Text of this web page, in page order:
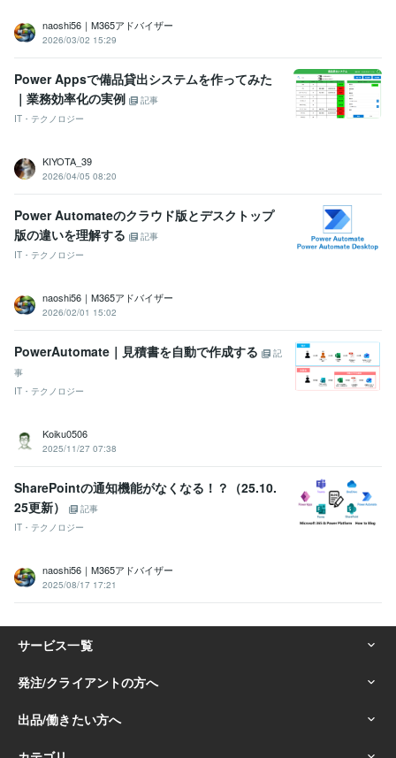
naoshi56｜M365アドバイザー
2026/03/02 15:29
Power Appsで備品貸出システムを作ってみた
｜業務効率化の実例
記事
IT・テクノロジー
KIYOTA_39
2026/04/05 08:20
Power Automateのクラウド版とデスクトップ
版の違いを理解する
記事
IT・テクノロジー
naoshi56｜M365アドバイザー
2026/02/01 15:02
PowerAutomate｜見積書を自動で作成する
記
事
IT・テクノロジー
Koiku0506
2025/11/27 07:38
SharePointの通知機能がなくなる！？（25.10.
25更新）
記事
IT・テクノロジー
naoshi56｜M365アドバイザー
2025/08/17 17:21